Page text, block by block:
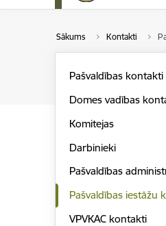
Sākums Kontakti
Pašvaldības kontakti
Domes vadības
Komitejas
Darbinieki
Pašvaldības
Pašvaldības iestāžu
VPVKAC kontakti